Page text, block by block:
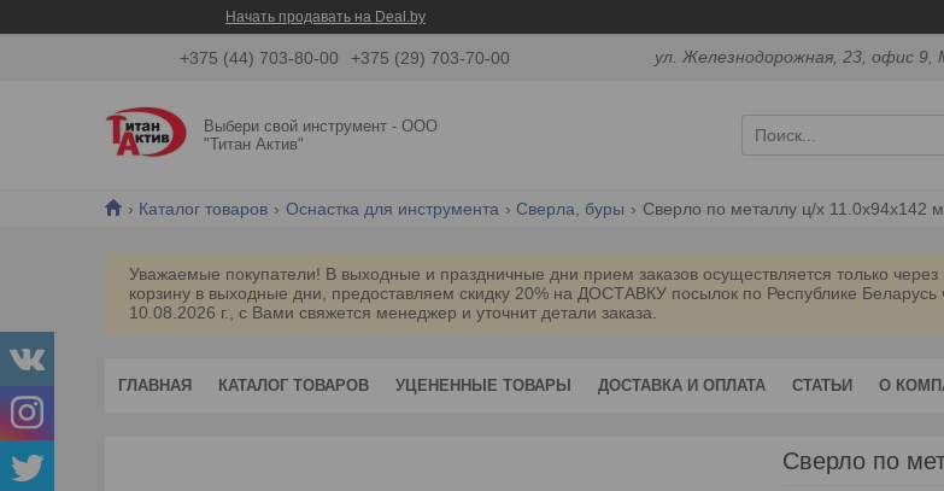
Начать продавать на Deal.by
+375 (44) 703-80-00 +375 (29) 703-70-00 ул. Железнодорожная, 23, офис 9,
Выбери свой инструмент - ООО
"Титан Актив"
Каталог товаров Оснастка для инструмента Сверла, буры Сверло по металлу ц/х 11.0х94х142
Уважаемые покупатели! В выходные и праздничные дни прием заказов осуществляется только
корзину в выходные дни, предоставляем скидку 20% на ДОСТАВКУ посылок по Республике
10.08.2026 г., с Вами свяжется менеджер и уточнит детали заказа.
ГЛАВНАЯ КАТАЛОГ ТОВАРОВ УЦЕНЕННЫЕ ТОВАРЫ ДОСТАВКА И ОПЛАТА СТАТЬИ О
Сверло по